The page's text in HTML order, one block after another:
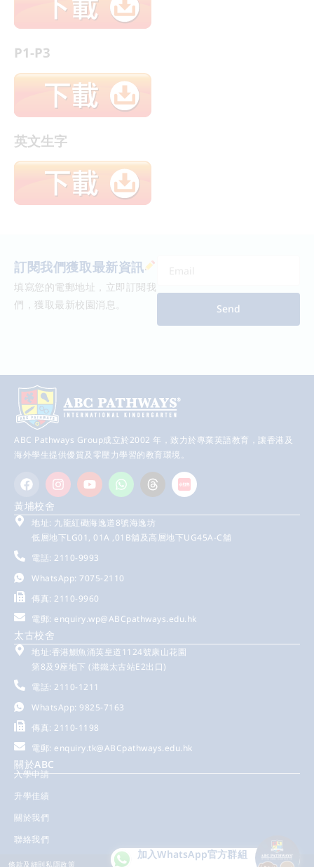
加入WhatsApp官方群組
P1-P3
英文生字
訂閱我們獲取最新資訊
填寫您的電郵地址，立即訂閱我
們，獲取最新校園消息。
Send
ABC Pathways Group成立於2002 年，致力於專業英語教育，讓香港及
海外學生提供優質及零壓力學習的教育環境。
黃埔校舍
地址: 九龍紅磡海逸道8號海逸坊
低層地下LG01, 01A ,01B舖及高層地下UG45A-C舖
電話: 2110-9993
WhatsApp: 7075-2110
傳真: 2110-9960
電郵: enquiry.wp@ABCpathways.edu.hk
太古校舍
地址:香港鰂魚涌英皇道1124號康山花園
第8及9座地下 (港鐵太古站E2出口)
電話: 2110-1211
WhatsApp: 9825-7163
傳真: 2110-1198
電郵: enquiry.tk@ABCpathways.edu.hk
關於ABC
入學申請
升學佳績
關於我們
聯絡我們
條款及細則私隱政策